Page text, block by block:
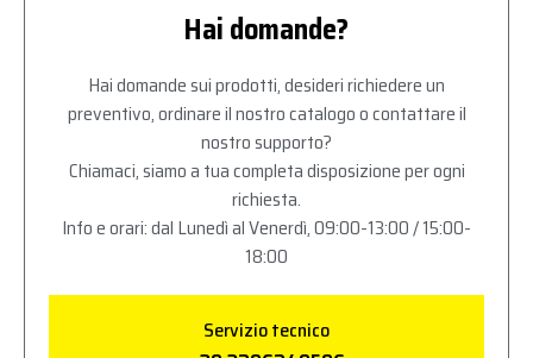
Hai domande?
Hai domande sui prodotti, desideri richiedere un
preventivo, ordinare il nostro catalogo o contattare il
nostro supporto?
Chiamaci, siamo a tua completa disposizione per ogni
richiesta.
Info e orari: dal Lunedì al Venerdì, 09:00-13:00 / 15:00-
18:00
Servizio tecnico